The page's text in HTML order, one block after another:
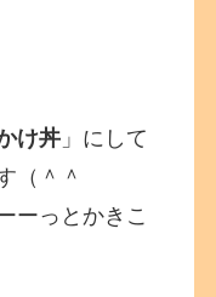
け丼 」にして
（＾＾
ーっとかきこ